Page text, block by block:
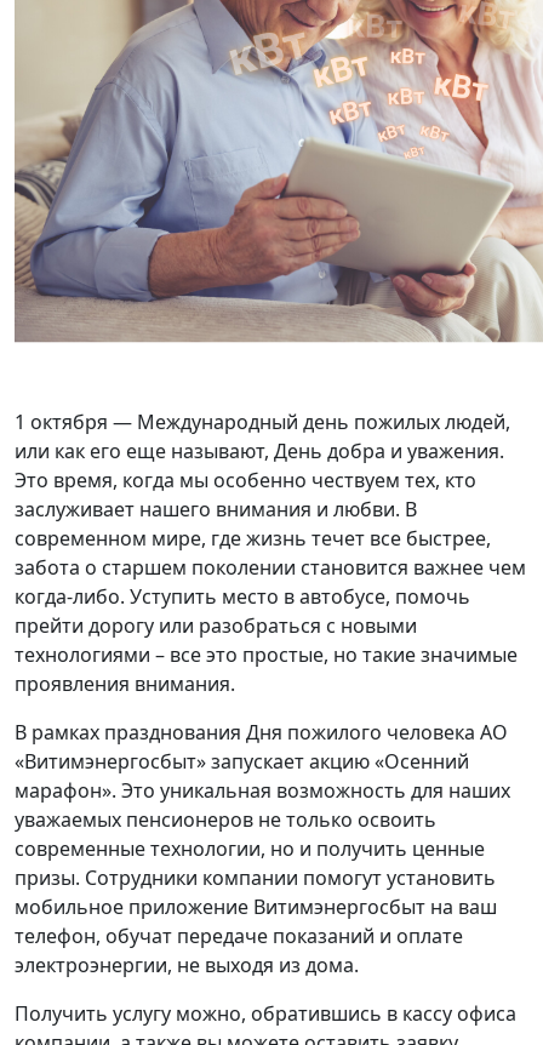
1 октября — Международный день пожилых людей,
или как его еще называют, День добра и уважения.
Это время, когда мы особенно чествуем тех, кто
заслуживает нашего внимания и любви. В
современном мире, где жизнь течет все быстрее,
забота о старшем поколении становится важнее чем
когда-либо. Уступить место в автобусе, помочь
прейти дорогу или разобраться с новыми
технологиями – все это простые, но такие значимые
проявления внимания.
В рамках празднования Дня пожилого человека АО
«Витимэнергосбыт» запускает акцию «Осенний
марафон». Это уникальная возможность для наших
уважаемых пенсионеров не только освоить
современные технологии, но и получить ценные
призы. Сотрудники компании помогут установить
мобильное приложение Витимэнергосбыт на ваш
телефон, обучат передаче показаний и оплате
электроэнергии, не выходя из дома.
Получить услугу можно, обратившись в кассу офиса